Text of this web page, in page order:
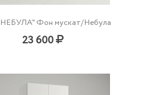
Фон мускат/Небула
23 600